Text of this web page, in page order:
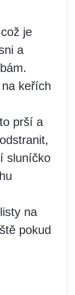
je
a
keřích
prší a
sluníčko
na
pokud